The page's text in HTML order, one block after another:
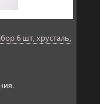
6 шт, хрусталь,